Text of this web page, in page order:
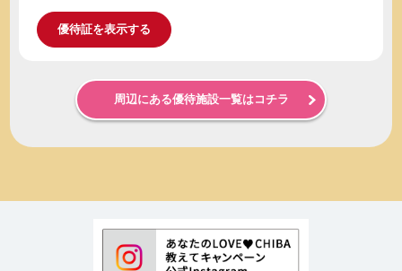
優待証を表示する
周辺にある優待施設一覧はコチラ